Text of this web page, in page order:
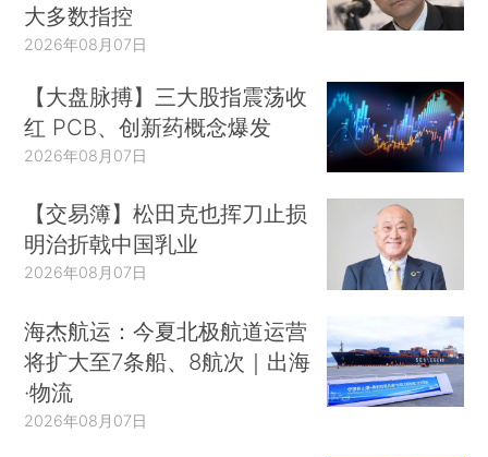
大多数指控
2026年08月07日
【大盘脉搏】三大股指震荡收
红 PCB、创新药概念爆发
2026年08月07日
【交易簿】松田克也挥刀止损
明治折戟中国乳业
2026年08月07日
海杰航运：今夏北极航道运营
将扩大至7条船、8航次｜出海
·物流
2026年08月07日